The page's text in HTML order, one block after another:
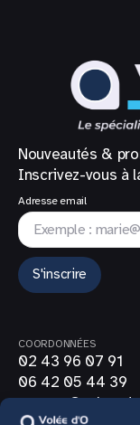
Nouveautés &
Inscrivez-vous à
Adresse email
S'inscrire
COORDONNÉES
02 43 96 07 91
06 42 05 44 39
contact@volee-
SUIVEZ-NOUS